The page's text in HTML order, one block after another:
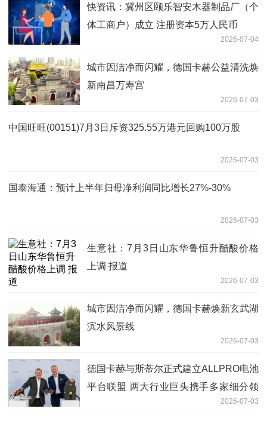
快资讯：冀州区颐乐智安木器制品厂（个
体工商户）成立 注册资本5万人民币
2026-07-04
城市因洁净而闪耀，德国卡赫公益清洗焕
新南昌万寿宫
2026-07-03
中国旺旺(00151)7月3日斥资325.55万港元回购100万股
2026-07-03
国泰海通：预计上半年归母净利润同比增长27%-30%
2026-07-03
生意社：7月3日山东华鲁恒升醋酸价格
上调 报道
2026-07-03
城市因洁净而闪耀，德国卡赫焕新玄武湖
滨水风景线
2026-07-03
德国卡赫与斯蒂尔正式建立ALLPRO电池
平台联盟 两大行业巨头携手多家细分领
域专家，共推专业级电池生态系统2026-07-03